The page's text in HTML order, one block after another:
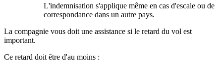
L'indemnisation s'applique même en cas d'escale ou de
correspondance dans un autre pays.
La compagnie vous doit une assistance si le retard du vol est
important.
Ce retard doit être d'au moins :